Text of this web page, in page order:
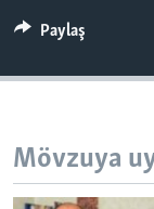
Paylaş
Mövzuya